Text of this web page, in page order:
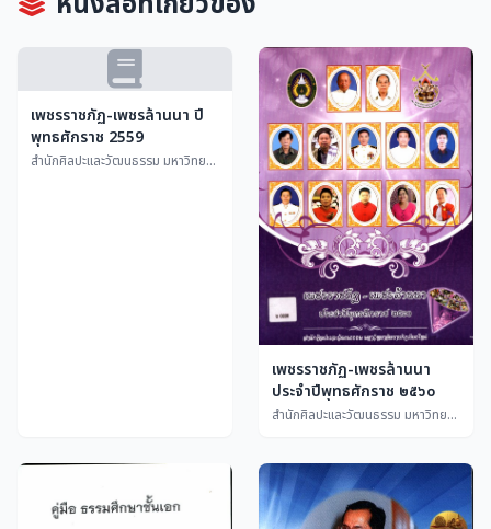
เพชรราชภัฏ-เพชรล้านนา ปี
พุทธศักราช 2559
สำนักศิลปะและวัฒนธรรม มหาวิทยาลัยราชภัฏเชียงใหม่
เพชรราชภัฏ-เพชรล้านนา
ประจำปีพุทธศักราช ๒๕๖๐
สำนักศิลปะและวัฒนธรรม มหาวิทยาลัยราชภัฏเชียงใหม่